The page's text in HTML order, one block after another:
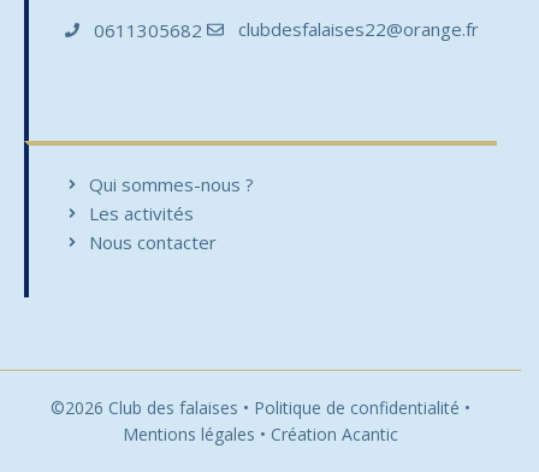
0611305682 clubdesfalaises22@orange.fr
Qui sommes-nous ?
Les activités
Nous contacter
©2026 Club des falaises • Politique de confidentialité •
Mentions légales • Création Acantic